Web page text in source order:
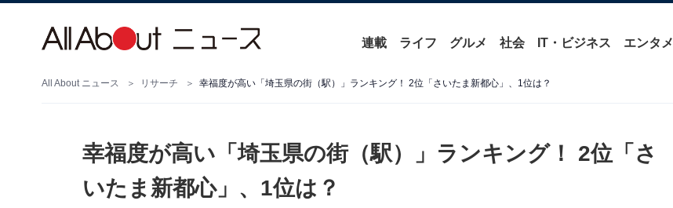
連載 ライフ グルメ 社会 IT・ビジネス エンタメ
All About ニュース リサーチ 幸福度が高い「埼玉県の街（駅）」ランキング！ 2位「さいたま新都心」、1位は？
幸福度が高い「埼玉県の街（駅）」ランキング！ 2位「さ
いたま新都心」、1位は？